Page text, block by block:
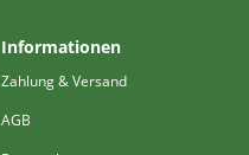
Informationen
Zahlung & Versand
AGB